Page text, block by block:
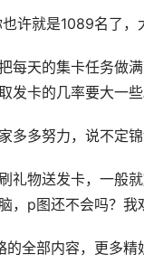
许就是1089名了，
每天的集卡任务做
发卡的几率要大一些
多多努力，说不定锦
礼物送发卡，一般
，p图还不会吗？我
全部内容，更多精